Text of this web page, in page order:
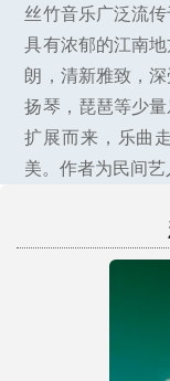
丝竹音乐广泛流
具有浓郁的江南
朗，清新雅致，
扬琴，琵琶等少
扩展而来，乐曲
美。作者为民间艺